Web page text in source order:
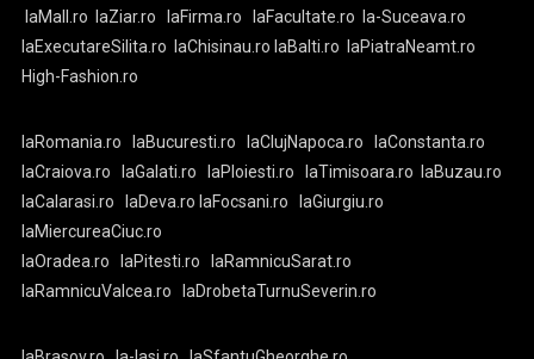
laMall.ro
laZiar.ro laFirma.ro laFacultate.ro
la-Suceava.ro
laExecutareSilita.ro
laChisinau.ro laBalti.ro
laPiatraNeamt.ro
High-Fashion.ro
laRomania.ro laBucuresti.ro laClujNapoca.ro
laConstanta.ro
laCraiova.ro
laGalati.ro laPloiesti.ro laTimisoara.ro
laBuzau.ro
laCalarasi.ro
laDeva.ro laFocsani.ro
laGiurgiu.ro
laMiercureaCiuc.ro
laOradea.ro
laPitesti.ro
laRamnicuSarat.ro
laRamnicuValcea.ro
laDrobetaTurnuSeverin.ro